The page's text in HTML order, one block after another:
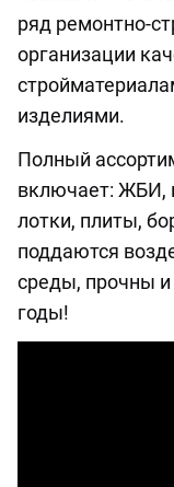
ряд ремонтно-
организации
изделиями.
Полный
включает: ЖБИ,
лотки, плиты,
поддаются
среды, прочны и
годы!